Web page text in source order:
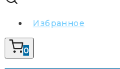
Избранное
0